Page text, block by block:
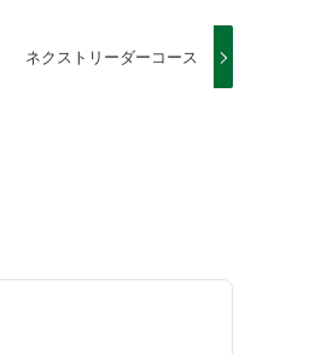
ネクストリーダーコース